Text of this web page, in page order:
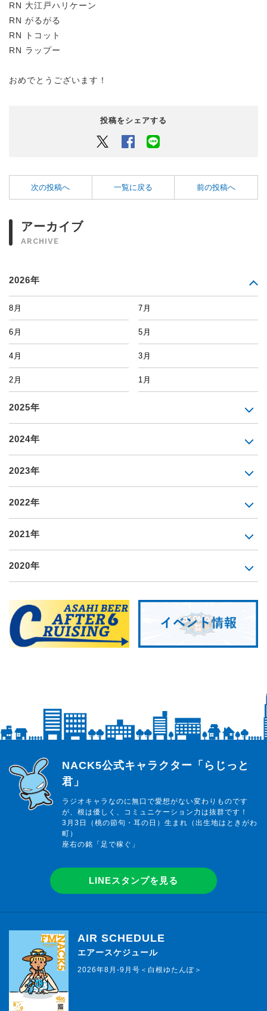
RN 大江戸ハリケーン
RN がるがる
RN トコット
RN ラップー
おめでとうございます！
投稿をシェアする
Twitter Facebook
次の投稿へ 一覧に戻る 前の投稿へ
アーカイブ
ARCHIVE
2026年
8月 7月
6月 5月
4月 3月
2月 1月
2025年
2024年
2023年
2022年
2021年
2020年
らじっと君
NACK5公式キャラクター「らじっと
君」
ラジオキャラなのに無口で愛想がない変わりものです
が、根は優しく、コミュニケーション力は抜群です！
3月3日（桃の節句・耳の日）生まれ（出生地はときがわ
町）
座右の銘「足で稼ぐ」
LINEスタンプを見る
AIR SCHEDULE
エアースケジュール
2026年8月-9月号＜白根ゆたんぽ＞